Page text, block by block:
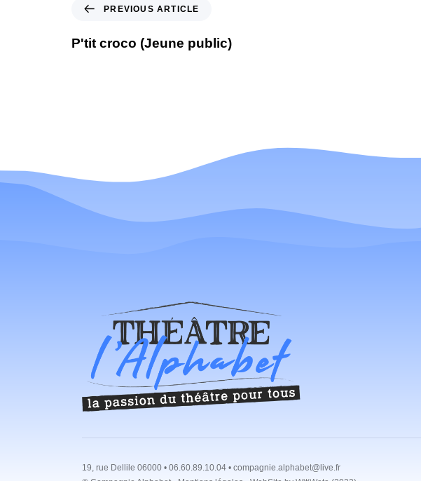
PREVIOUS ARTICLE
P'tit croco (Jeune public)
19, rue Dellile 06000 • 06.60.89.10.04 • compagnie.alphabet@live.fr